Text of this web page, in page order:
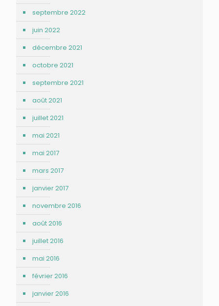
septembre 2022
juin 2022
décembre 2021
octobre 2021
septembre 2021
août 2021
juillet 2021
mai 2021
mai 2017
mars 2017
janvier 2017
novembre 2016
août 2016
juillet 2016
mai 2016
février 2016
janvier 2016